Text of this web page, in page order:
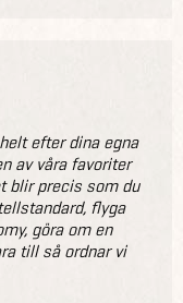
efter dina egna
av våra favoriter
blir precis som du
flyga
göra om en
till så ordnar vi